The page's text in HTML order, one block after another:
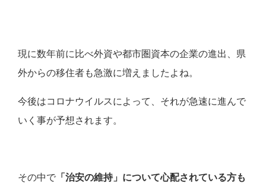
現に数年前に比べ外資や都市圏資本の企業の進出、県
外からの移住者も急激に増えましたよね。
今後はコロナウイルスによって、それが急速に進んで
いく事が予想されます。
その中で 「治安の維持」について心配されている方も